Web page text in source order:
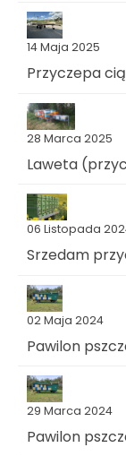
14 Maja 2025
Przyczepa
28 Marca 2025
Laweta
06 Listopada
Srzedam
02 Maja 2024
Pawilon
29 Marca 2024
Pawilon